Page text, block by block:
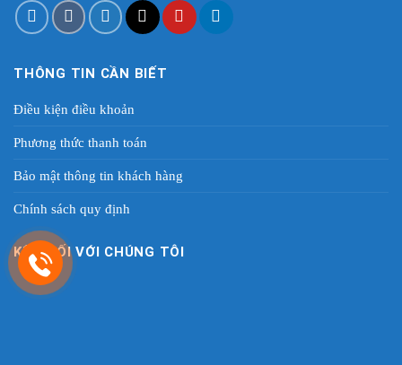
THÔNG TIN CẦN BIẾT
Điều kiện điều khoản
Phương thức thanh toán
Bảo mật thông tin khách hàng
Chính sách quy định
KẾT NỐI VỚI CHÚNG TÔI